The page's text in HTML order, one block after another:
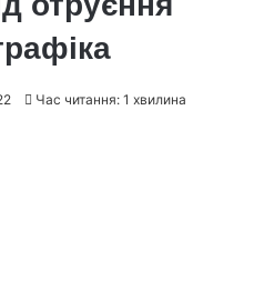
Час читання: 1 хвилина